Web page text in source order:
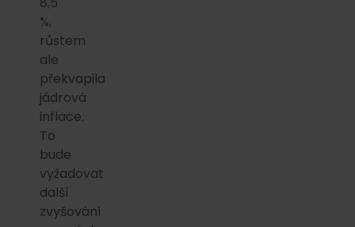
%,
růstem
ale
překvapila
jádrová
inflace.
To
bude
vyžadovat
další
zvyšování